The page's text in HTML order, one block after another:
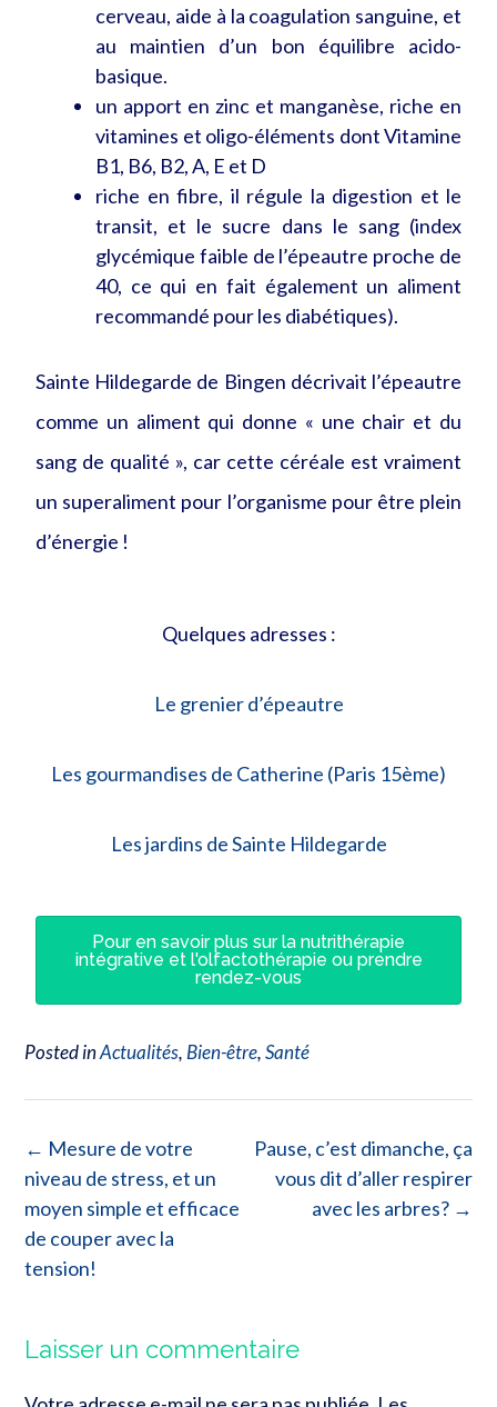
cerveau, aide à la coagulation sanguine, et
au maintien d’un bon équilibre acido-
basique.
un apport en zinc et manganèse, riche en
vitamines et oligo-éléments dont Vitamine
B1, B6, B2, A, E et D
riche en fibre, il régule la digestion et le
transit, et le sucre dans le sang (index
glycémique faible de l’épeautre proche de
40, ce qui en fait également un aliment
recommandé pour les diabétiques).
Sainte Hildegarde de Bingen décrivait l’épeautre
comme un aliment qui donne « une chair et du
sang de qualité », car cette céréale est vraiment
un superaliment pour l’organisme pour être plein
d’énergie !
Quelques adresses :
Le grenier d’épeautre
Les gourmandises de Catherine (Paris 15ème)
Les jardins de Sainte Hildegarde
Pour en savoir plus sur la nutrithérapie
intégrative et l'olfactothérapie ou prendre
rendez-vous
Posted inActualités, Bien-être,Santé
Pause, c’est dimanche, ça
vous dit d’aller respirer
avec les arbres? →
← Mesure de votre
niveau de stress, et un
moyen simple et efficace
de couper avec la
tension!
Laisser un commentaire